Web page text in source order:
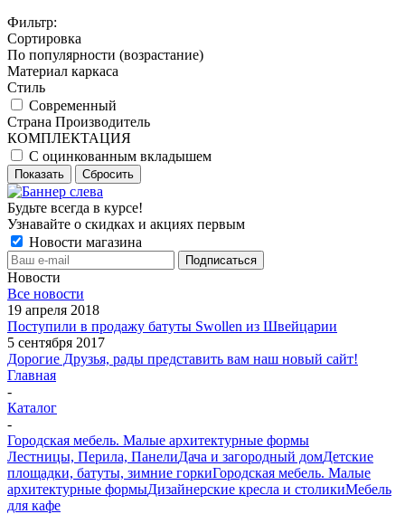
Фильтр:
Сортировка
По популярности (возрастание)
Материал каркаса
Стиль
Современный
Страна Производитель
КОМПЛЕКТАЦИЯ
С оцинкованным вкладышем
Показать Сбросить
Будьте всегда в курсе!
Узнавайте о скидках и акциях первым
Новости магазина
Новости
Все новости
19 апреля 2018
Поступили в продажу батуты Swollen из Швейцарии
5 сентября 2017
Дорогие Друзья, рады представить вам наш новый сайт!
Главная
-
Каталог
-
Городская мебель. Малые архитектурные формы
Лестницы, Перила, ПанелиДача и загородный домДетские
площадки, батуты, зимние горкиГородская мебель. Малые
архитектурные формыДизайнерские кресла и столикиМебель
для кафе